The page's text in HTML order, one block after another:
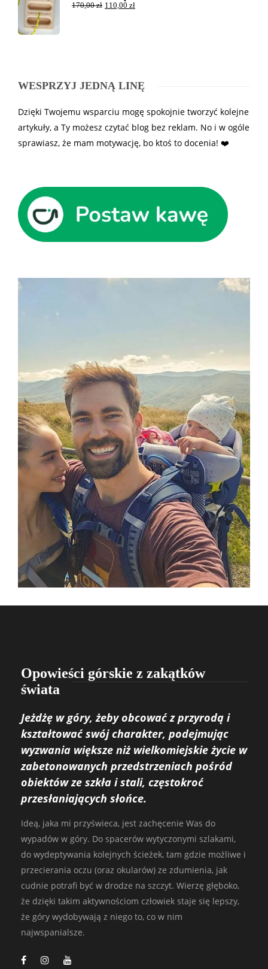
170,00zł 110,00 zł
WESPRZYJ JEDNĄ LINĘ
Dzięki Twojemu wsparciu mogę spokojnie tworzyć kolejne
artykuły, a Ty możesz czytać blog bez reklam. No i w ogóle
sprawiasz, że mam motywację, bo ktoś to docenia! ❤️
Opowieści górskie z zakątków
świata
Jeżdżę w góry, żeby obcować z przyrodą i
kształtować swój charakter, podejmując
wyzwania większe niż wielkomiejskie życie w
zabetonowanych przedstrzeniach pośród
obiektów ze szkła i stali, częstokroć
przesłaniających słońce.
Ideą, jaka mi przyświeca, jest zachęcenie Was do
wypadów w góry. Do spacerów wytyczonymi szlakami,
do wydeptywania kolejnych ścieżek, tam gdzie możliwe i
przecierania oczu (oraz okularów) ze zdumienia, jak
cudnie potrafi być w drodze na szczyt. Wierzę głęboko,
że dzięki takim aktywnościom człowiek staje się lepszy,
że góry wydobywają z niego to, co w nim
najwspanialsze.